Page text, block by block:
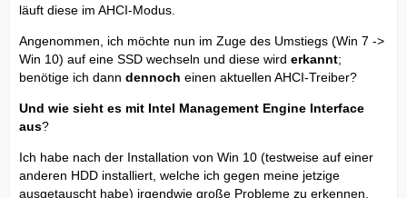
läuft diese im AHCI-Modus.
Angenommen, ich möchte nun im Zuge des Umstiegs (Win 7 ->
Win 10) auf eine SSD wechseln und diese wird erkannt;
benötige ich dann dennoch einen aktuellen AHCI-Treiber?
Und wie sieht es mit Intel Management Engine Interface
aus?
Ich habe nach der Installation von Win 10 (testweise auf einer
anderen HDD installiert, welche ich gegen meine jetzige
ausgetauscht habe) irgendwie große Probleme zu erkennen,